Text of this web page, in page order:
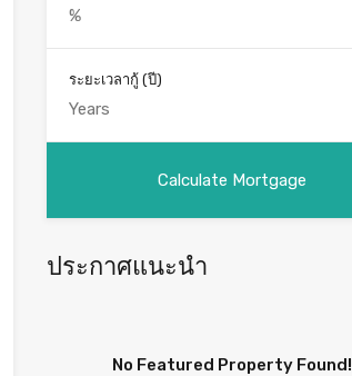
ระยะเวลากู้ (ปี)
ประกาศแนะนำ
No Featured Property Found!